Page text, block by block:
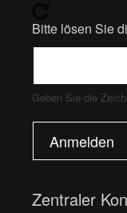
Bitte lösen Sie
Geben Sie die
Anmelden
Zentraler